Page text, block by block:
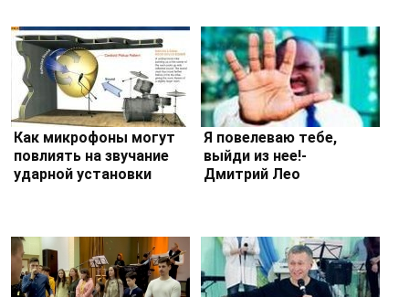
Как микрофоны могут
повлиять на звучание
ударной установки
Я повелеваю тебе,
выйди из нее!-
Дмитрий Лео